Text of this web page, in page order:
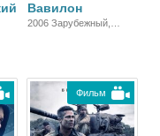
Вавилон
2006 Зарубежный,
Фильм